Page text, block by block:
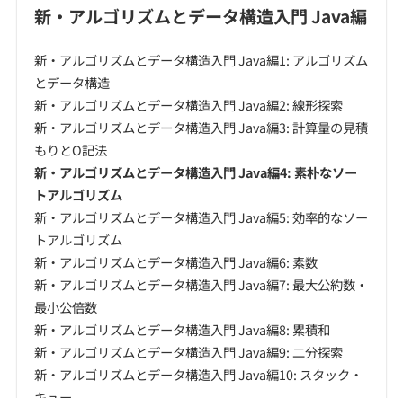
新・アルゴリズムとデータ構造入門 Java編
新・アルゴリズムとデータ構造入門 Java編1: アルゴリズム
とデータ構造
新・アルゴリズムとデータ構造入門 Java編2: 線形探索
新・アルゴリズムとデータ構造入門 Java編3: 計算量の見積
もりとO記法
新・アルゴリズムとデータ構造入門 Java編4: 素朴なソー
トアルゴリズム
新・アルゴリズムとデータ構造入門 Java編5: 効率的なソー
トアルゴリズム
新・アルゴリズムとデータ構造入門 Java編6: 素数
新・アルゴリズムとデータ構造入門 Java編7: 最大公約数・
最小公倍数
新・アルゴリズムとデータ構造入門 Java編8: 累積和
新・アルゴリズムとデータ構造入門 Java編9: 二分探索
新・アルゴリズムとデータ構造入門 Java編10: スタック・